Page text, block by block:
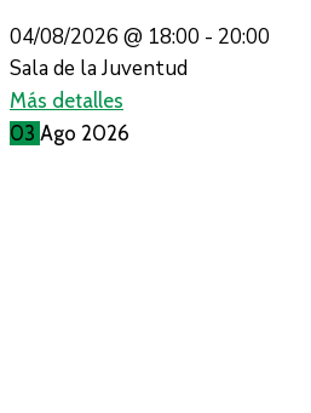
04/08/2026 @ 18:00 - 20:00
Sala de la Juventud
Más detalles
03 Ago 2026